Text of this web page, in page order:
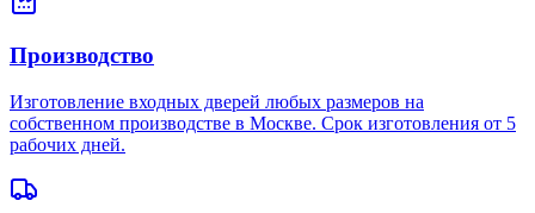
Производство
Изготовление входных дверей любых размеров на
собственном производстве в Москве. Срок изготовления от 5
рабочих дней.